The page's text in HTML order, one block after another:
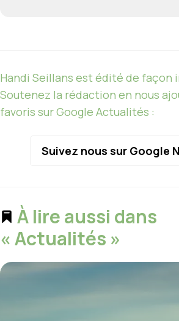
Handi Seillans est édité de façon
Soutenez la rédaction en nous
favoris sur Google Actualités :
Suivez nous sur Google
À lire aussi dans
« Actualités »